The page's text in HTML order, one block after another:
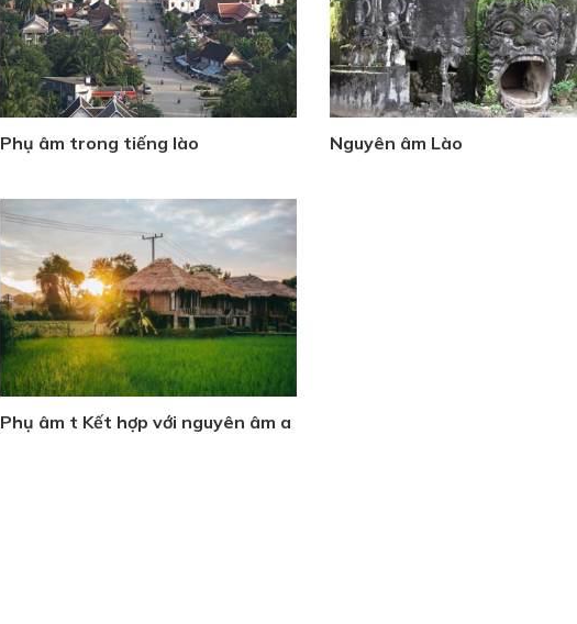
Phụ âm trong tiếng lào Nguyên âm Lào
Phụ âm t Kết hợp với nguyên âm a